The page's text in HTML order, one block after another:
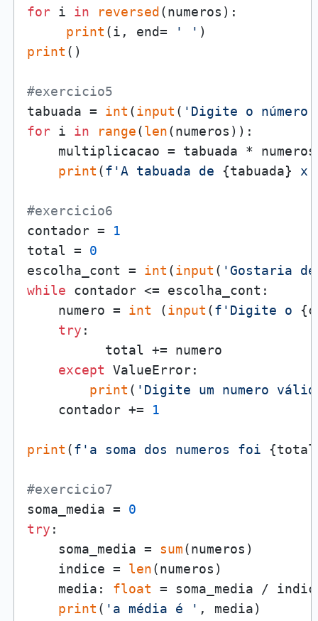
for i in reversed (numeros):
print (i, end= ' '
print ()
#exercicio5
tabuada = int (input ( 'Digite o número
for i in range(len(numeros)):
multiplicacao = tabuada *
print (f'A tabuada de {tabuada} x
#exercicio6
contador = 1
total = 0
escolha_cont = int (input ( 'Gostaria de
while contador <= escolha_cont:
    numero =
int (input (f'Digite o
try :
          total += numero
except ValueError:
print ( 'Digite um numero
    contador +=
1
print (f'a soma dos numeros foi
#exercicio7
soma_media = 0
try :
    soma_media =
sum(numeros)
    indice =
len(numeros)
    media:
float = soma_media /
print ( 'a média é '